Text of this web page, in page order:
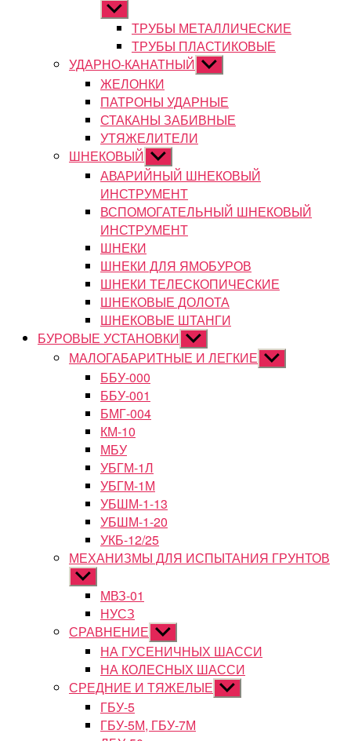
Показывать
подменюТРУБЫ МЕТАЛЛИЧЕСКИЕ
ТРУБЫ ПЛАСТИКОВЫЕ
УДАРНО-КАНАТНЫЙ Показывать
подменю
ЖЕЛОНКИ
ПАТРОНЫ УДАРНЫЕ
СТАКАНЫ ЗАБИВНЫЕ
УТЯЖЕЛИТЕЛИ
ШНЕКОВЫЙ Показывать
подменю
АВАРИЙНЫЙ ШНЕКОВЫЙ
ИНСТРУМЕНТ
ВСПОМОГАТЕЛЬНЫЙ ШНЕКОВЫЙ
ИНСТРУМЕНТ
ШНЕКИ
ШНЕКИ ДЛЯ ЯМОБУРОВ
ШНЕКИ ТЕЛЕСКОПИЧЕСКИЕ
ШНЕКОВЫЕ ДОЛОТА
ШНЕКОВЫЕ ШТАНГИ
БУРОВЫЕ УСТАНОВКИ Показывать
подменю
МАЛОГАБАРИТНЫЕ И ЛЕГКИЕ Показывать
подменю
ББУ-000
ББУ-001
БМГ-004
КМ-10
МБУ
УБГМ-1Л
УБГМ-1М
УБШМ-1-13
УБШМ-1-20
УКБ-12/25
МЕХАНИЗМЫ ДЛЯ ИСПЫТАНИЯ ГРУНТОВ
Показывать
подменюМВЗ-01
НУСЗ
СРАВНЕНИЕ Показывать
подменю
НА ГУСЕНИЧНЫХ ШАССИ
НА КОЛЕСНЫХ ШАССИ
СРЕДНИЕ И ТЯЖЕЛЫЕ Показывать
подменю
ГБУ-5
ГБУ-5М, ГБУ-7М